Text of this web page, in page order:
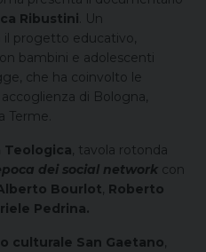
Ribustini
. Un
progetto educativo,
bambini e adolescenti
che ha coinvolto le
di Bologna,
Terme.
Teologica, tavola rotonda
dei social network con
Bourlot, Roberto
Pedrina.
culturale San Gaetano,